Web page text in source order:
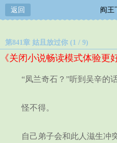
返回 阎王
第841章 姑且放过你 (1 / 9)
《关闭小说畅读模式体验更好
“凤兰奇石？”听到吴辛的话
怪不得。
自己弟子会和此人滋生冲突